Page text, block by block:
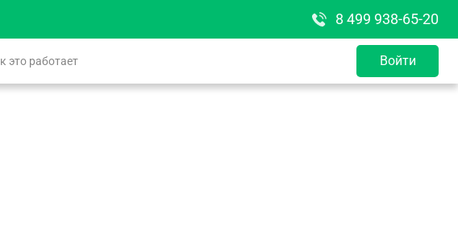
8 499 938-65-20
это работает Войти